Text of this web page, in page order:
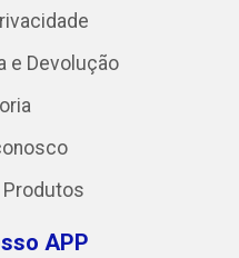
e Devolução
Produtos
APP